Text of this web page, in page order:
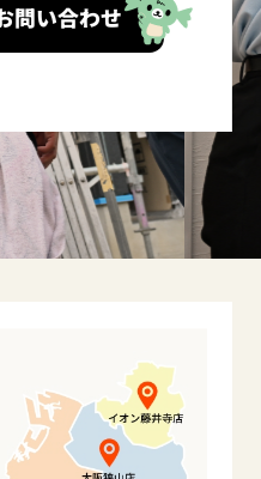
問い合わせ